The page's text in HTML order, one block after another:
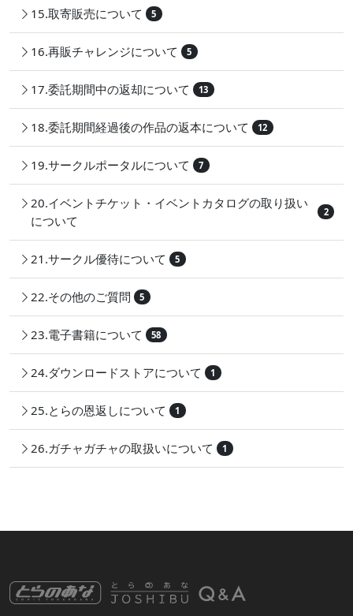
15.取寄販売について 5
16.再販チャレンジについて 5
17.委託期間中の返却について 13
18.委託期間経過後の作品の返本について 12
19.サークルポータルについて 7
20.イベントチケット・イベントカタログの取り扱い
について
2
21.サークル優待について 5
22.その他のご質問 5
23.電子書籍について 58
24.ダウンロードストアについて 1
25.とらの恩返しについて 1
26.ガチャガチャの取扱いについて 1